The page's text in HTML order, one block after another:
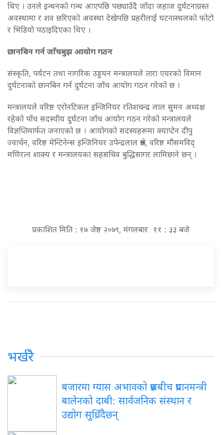
थिए । उनले इन्धनको गन्ध आएपछि पछ्याउँदै जाँदा जहाज दुर्घटनाग्रस्त
अवस्थामा र शव छरिएको अवस्था देखेपछि प्रहरीलाई घटनास्थलको फोटो
र भिडियो पठाइदिएका थिए ।
छानबिन गर्न जाँचबुझ आयोग गठन
संस्कृति, पर्यटन तथा नागरिक उड्डयन मन्त्रालयले तारा एयरको विमान
दुर्घटनाको छानबिन गर्न दुर्घटना जाँच आयोग गठन गरेको छ ।
मन्त्रालयले वरिष्ठ एरोनटिकल इन्जिनियर रतिशचन्द्र लाल सुमन अध्यक्ष
रहेको पाँच सदस्यीय दुर्घटना जाँच आयोग गठन गरेको मन्त्रालयले
विज्ञप्तिमार्फत जनाएको छ । आयोगको सदस्यहरूमा क्याप्टेन दीपु
ज्वार्चन, वरिष्ठ मेन्टिनेन्स इन्जिनियर उपेन्द्रलाल श्रेष्ठ, वरिष्ठ मौसमविद्
मणिरत्न शाक्य र मन्त्रालयका सहसचिव बुद्धिसागर लामिछाने छन् ।
प्रकाशित मिति : १७ जेष्ठ २०७९, मंगलबार ११ : ३३ बजे
भर्खरै
बजारमा ग्यास अभावको प्रश्नबीच प्रधानमन्त्री
बालेनको दाबी: सार्वजनिक संस्थान र
उद्योग सुध्रिँदैछन्